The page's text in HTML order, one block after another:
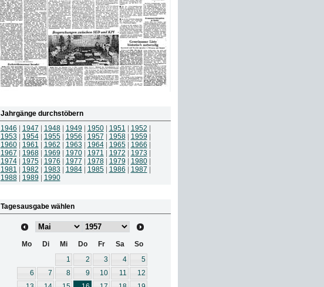
Jahrgänge durchstöbern
1946
1947 1948| 1949 1950| 1951 1952
1953
1954| 1955| 1956 1957 1958| 1959
1960| 1961 1962 1963 1964| 1965| 1966
1967
1968| 1969 1970| 1971 1972 1973
1974| 1975| 1976 1977 1978| 1979 1980|
1981
1982 1983 1984| 1985| 1986 1987
1988| 1989 1990
Tagesausgabe wählen
Mo Di Mi Do Fr Sa
So
1
2 3 4
5
6
7 8 9 10 11
12